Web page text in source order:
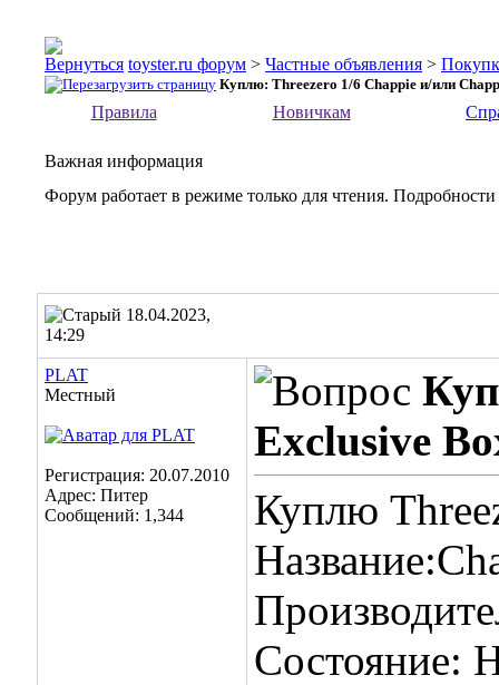
toyster.ru форум > Частные объявления >
Куплю: Threezero 1/6 Chappie и/или
Правила Новичкам
Важная информация
Форум работает в режиме только для чтения.
18.04.2023,
14:29
PLAT
Местный
Регистрация: 20.07.2010
Адрес: Питер
Сообщений: 1,344
Exclusive
Куплю
Состояние: